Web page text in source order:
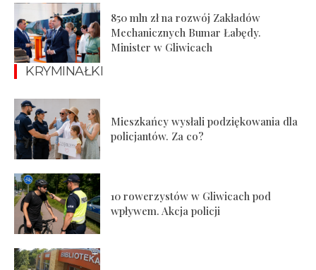
850 mln zł na rozwój Zakładów
Mechanicznych Bumar Łabędy.
Minister w Gliwicach
KRYMINAŁKI
Mieszkańcy wysłali podziękowania dla
policjantów. Za co?
10 rowerzystów w Gliwicach pod
wpływem. Akcja policji